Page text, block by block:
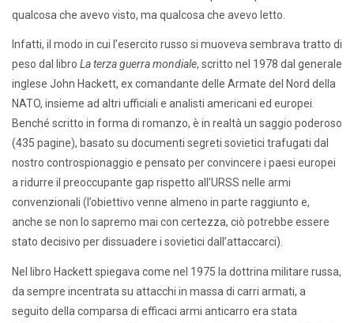
qualcosa che avevo visto, ma qualcosa che avevo letto.
Infatti, il modo in cui l’esercito russo si muoveva sembrava tratto di
peso dal libro La terza guerra mondiale, scritto nel 1978 dal generale
inglese John Hackett, ex comandante delle Armate del Nord della
NATO, insieme ad altri ufficiali e analisti americani ed europei.
Benché scritto in forma di romanzo, è in realtà un saggio poderoso
(435 pagine), basato su documenti segreti sovietici trafugati dal
nostro controspionaggio e pensato per convincere i paesi europei
a ridurre il preoccupante gap rispetto all’URSS nelle armi
convenzionali (l’obiettivo venne almeno in parte raggiunto e,
anche se non lo sapremo mai con certezza, ciò potrebbe essere
stato decisivo per dissuadere i sovietici dall’attaccarci).
Nel libro Hackett spiegava come nel 1975 la dottrina militare russa,
da sempre incentrata su attacchi in massa di carri armati, a
seguito della comparsa di efficaci armi anticarro era stata